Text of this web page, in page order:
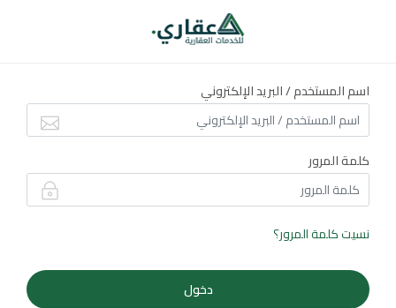
اسم المستخدم / البريد الإلكتروني
كلمة المرور
نسيت كلمة المرور؟